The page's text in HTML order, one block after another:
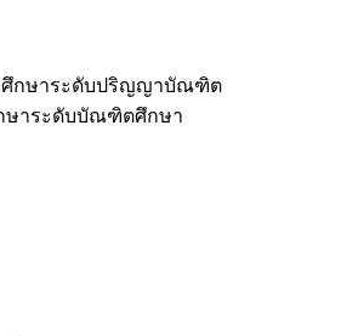
ศึกษาระดับปริญญาบัณฑิต
ษาระดับบัณฑิตศึกษา